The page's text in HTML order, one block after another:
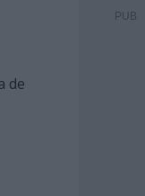
de
PUB